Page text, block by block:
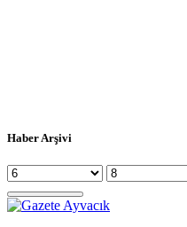
Haber Arşivi